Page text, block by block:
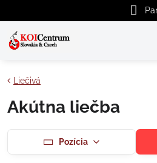
Liečivá
Akútna liečba
Pozícia